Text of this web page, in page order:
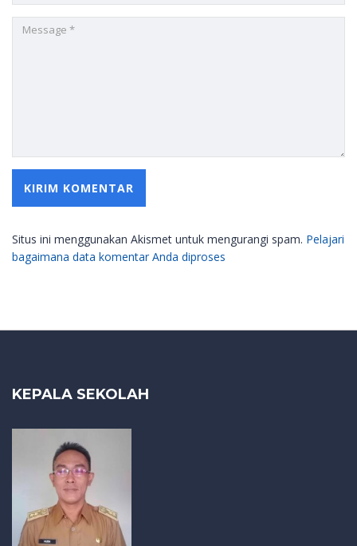
Situs ini menggunakan Akismet untuk mengurangi spam. Pelajari
bagaimana data komentar Anda diproses
KEPALA SEKOLAH